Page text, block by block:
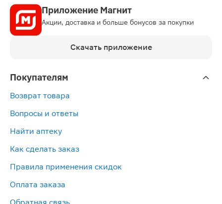
Приложение Магнит
Акции, доставка и больше бонусов за покупки
Скачать приложение
Покупателям
Возврат товара
Вопросы и ответы
Найти аптеку
Как сделать заказ
Правила применения скидок
Оплата заказа